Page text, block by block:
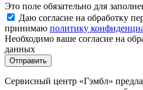
Это поле обязательно для
Даю согласие на обработку
принимаю политику
Необходимо ваше согласие на
данных
Сервисный центр «Гэмбл»